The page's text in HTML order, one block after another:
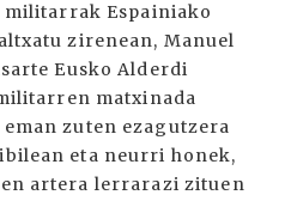
militarrak Espainiako
zirenean, Manuel
Eusko Alderdi
matxinada
zuten ezagutzera
eta neurri honek,
artera lerrarazi zituen